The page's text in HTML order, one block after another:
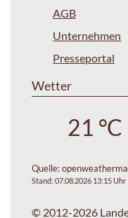
AGB
Unternehmen
Presseportal
Wetter
21 °C
Quelle:
Stand: 07.08.2026 13:15 Uhr
© 2012-2026